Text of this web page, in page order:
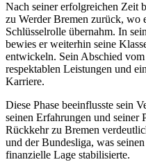
Nach seiner erfolgreichen Zeit
zu Werder Bremen zurück, wo
Schlüsselrolle übernahm. In
bewies er weiterhin seine
entwickeln. Sein Abschied
respektablen Leistungen und
Karriere.
Diese Phase beeinflusste sein
seinen Erfahrungen und seiner
Rückkehr zu Bremen
und der Bundesliga, was
finanzielle Lage stabilisierte.